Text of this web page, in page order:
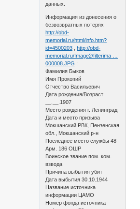
данных.
Информация из донесения о
безвозвратных потерях
http://obd-
memorial.ru/html/info.htm?
id=4500203 ,http://obd-
memorial.ru/Image2/filterima …
000008.JPG :
Фамилия Быков
Имя Прокопий
Отчество Васильевич
Дата рождения/Возраст
__.__.1907
Место рождения г. Ленинград
Дата и место призыва
Мокшанский РВК, Пензенская
обл., Мокшанский р-н
Последнее место службы 48
Арм. 186 ОШР
Воинское звание пом. ком.
взвода
Причина выбытия убит
Дата выбытия 30.10.1944
Название источника
информации ЦАМО
Номер фонда источника